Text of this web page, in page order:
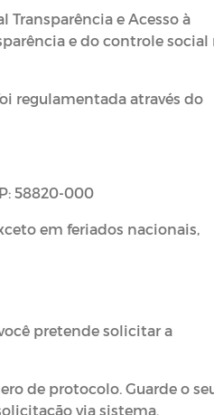
Transparência e Acesso à
e do controle social
regulamentada através do
58820-000
em feriados nacionais,
pretende solicitar a
de protocolo. Guarde o
via sistema.